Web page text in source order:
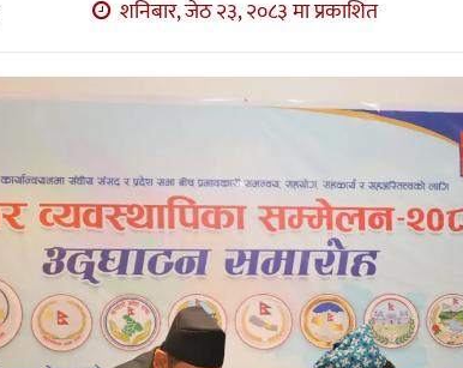
शनिबार, जेठ २३, २०८३ मा प्रकाशित